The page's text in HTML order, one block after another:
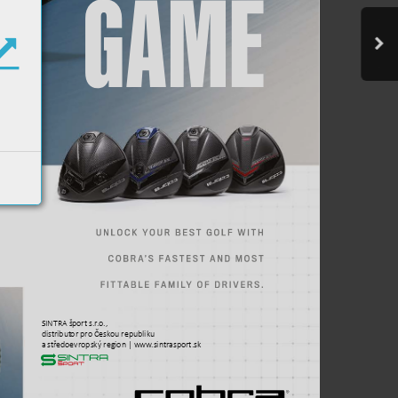
N O C K YO R B E S T G O F W IT H
C O B R A ’ S F A S T E S T A N D M OS T
F ITTA B E FA M ILY O F DR IVERS
t
SINTRA šport s.r.o.,
distributor pro Českou republiku
a středoevropský region | www.sintrasport.sk